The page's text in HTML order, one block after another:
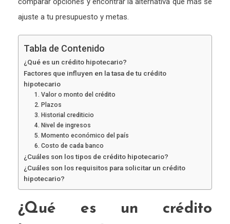
ajuste a tu presupuesto y metas.
Tabla de Contenido
¿Qué es un crédito hipotecario?
Factores que influyen en la tasa de tu crédito
hipotecario
1. Valor o monto del crédito
2. Plazos
3. Historial crediticio
4. Nivel de ingresos
5. Momento económico del país
6. Costo de cada banco
¿Cuáles son los tipos de crédito hipotecario?
¿Cuáles son los requisitos para solicitar un crédito
hipotecario?
¿Qué es un crédito